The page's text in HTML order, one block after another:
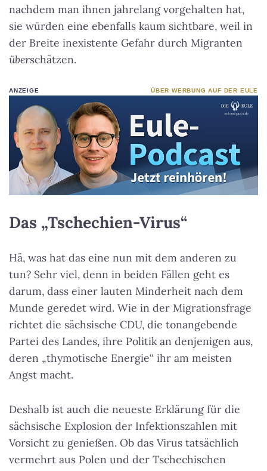
nachdem man ihnen jahrelang vorgehalten hat,
sie würden eine ebenfalls kaum sichtbare, weil in
der Breite inexistente Gefahr durch Migranten
überschätzen.
ANZEIGE ÜBER WERBUNG AUF DER EULE
Das „Tschechien-Virus“
Hä, was hat das eine nun mit dem anderen zu
tun? Sehr viel, denn in beiden Fällen geht es
darum, dass einer lauten Minderheit nach dem
Munde geredet wird. Wie in der Migrationsfrage
richtet die sächsische CDU, die tonangebende
Partei des Landes, ihre Politik an denjenigen aus,
deren „thymotische Energie“ ihr am meisten
Angst macht.
Deshalb ist auch die neueste Erklärung für die
sächsische Explosion der Infektionszahlen mit
Vorsicht zu genießen. Ob das Virus tatsächlich
vermehrt aus Polen und der Tschechischen